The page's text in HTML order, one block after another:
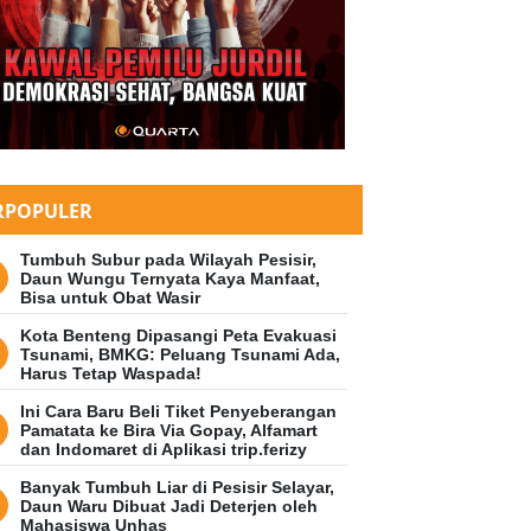
Tumbuh Subur pada Wilayah Pesisir,
Daun Wungu Ternyata Kaya Manfaat,
Bisa untuk Obat Wasir
Kota Benteng Dipasangi Peta Evakuasi
Tsunami, BMKG: Peluang Tsunami Ada,
Harus Tetap Waspada!
Ini Cara Baru Beli Tiket Penyeberangan
Pamatata ke Bira Via Gopay, Alfamart
dan Indomaret di Aplikasi trip.ferizy
Banyak Tumbuh Liar di Pesisir Selayar,
Daun Waru Dibuat Jadi Deterjen oleh
Mahasiswa Unhas